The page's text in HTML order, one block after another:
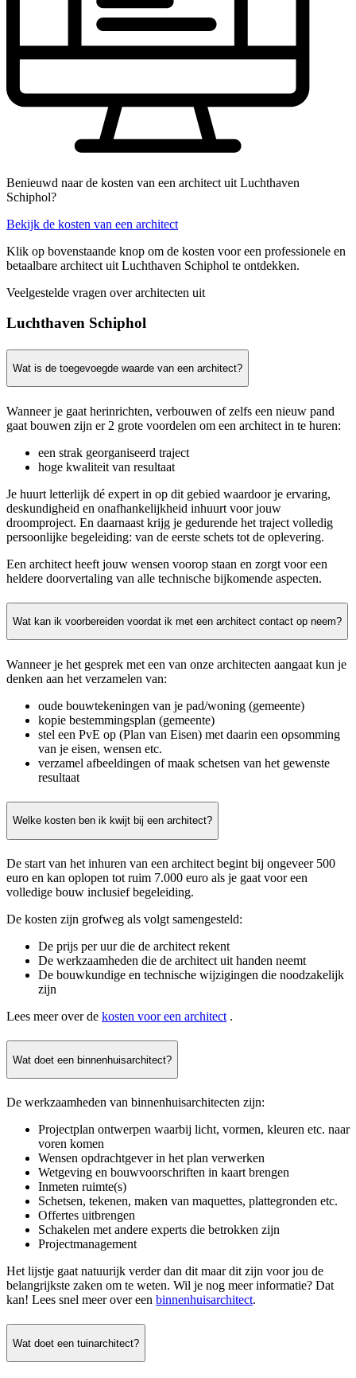
Benieuwd naar de kosten van een architect uit Luchthaven
Schiphol?
Bekijk de kosten van een architect
Klik op bovenstaande knop om de kosten voor een professionele en
betaalbare architect uit Luchthaven Schiphol te ontdekken.
Veelgestelde vragen over architecten uit
Luchthaven Schiphol
Wat is de toegevoegde waarde van een architect?
Wanneer je gaat herinrichten, verbouwen of zelfs een nieuw pand
gaat bouwen zijn er 2 grote voordelen om een architect in te huren:
een strak georganiseerd traject
hoge kwaliteit van resultaat
Je huurt letterlijk dé expert in op dit gebied waardoor je ervaring,
deskundigheid en onafhankelijkheid inhuurt voor jouw
droomproject. En daarnaast krijg je gedurende het traject volledig
persoonlijke begeleiding: van de eerste schets tot de oplevering.
Een architect heeft jouw wensen voorop staan en zorgt voor een
heldere doorvertaling van alle technische bijkomende aspecten.
Wat kan ik voorbereiden voordat ik met een architect contact op neem?
Wanneer je het gesprek met een van onze architecten aangaat kun je
denken aan het verzamelen van:
oude bouwtekeningen van je pad/woning (gemeente)
kopie bestemmingsplan (gemeente)
stel een PvE op (Plan van Eisen) met daarin een opsomming
van je eisen, wensen etc.
verzamel afbeeldingen of maak schetsen van het gewenste
resultaat
Welke kosten ben ik kwijt bij een architect?
De start van het inhuren van een architect begint bij ongeveer 500
euro en kan oplopen tot ruim 7.000 euro als je gaat voor een
volledige bouw inclusief begeleiding.
De kosten zijn grofweg als volgt samengesteld:
De prijs per uur die de architect rekent
De werkzaamheden die de architect uit handen neemt
De bouwkundige en technische wijzigingen die noodzakelijk
zijn
Lees meer over de kosten voor een architect .
Wat doet een binnenhuisarchitect?
De werkzaamheden van binnenhuisarchitecten zijn:
Projectplan ontwerpen waarbij licht, vormen, kleuren etc. naar
voren komen
Wensen opdrachtgever in het plan verwerken
Wetgeving en bouwvoorschriften in kaart brengen
Inmeten ruimte(s)
Schetsen, tekenen, maken van maquettes, plattegronden etc.
Offertes uitbrengen
Schakelen met andere experts die betrokken zijn
Projectmanagement
Het lijstje gaat natuurijk verder dan dit maar dit zijn voor jou de
belangrijkste zaken om te weten. Wil je nog meer informatie? Dat
kan! Lees snel meer over een binnenhuisarchitect.
Wat doet een tuinarchitect?